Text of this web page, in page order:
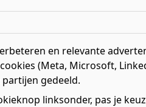
ict misschien wel iets
en je baankansen. Lees
en relevante
(Meta, Microsoft,
gedeeld.
linksonder, pas je